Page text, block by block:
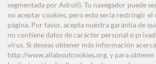
segmentada por Adroll). Tu navegador puede
no aceptar cookies, pero esto sería restringir el
página. Por favor, acepta nuestra garantía de
no contiene datos de carácter personal o
virus. Si deseas obtener más información
http://www.allaboutcookies.org, y para